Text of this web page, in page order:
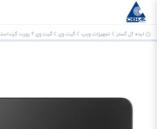
ایده آل گستر تجهیزات ویپ گیت وی گیت وی 2 پورت گرنداستریم مدل HT812